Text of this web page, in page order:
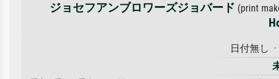
ジョセフアンブロワーズジョバード (print
日付無し